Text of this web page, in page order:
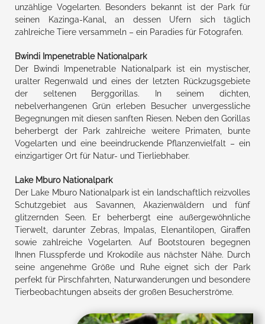
unzählige Vogelarten. Besonders bekannt ist der Park für
seinen Kazinga-Kanal, an dessen Ufern sich täglich
zahlreiche Tiere versammeln – ein Paradies für Fotografen.
Bwindi Impenetrable Nationalpark
Der Bwindi Impenetrable Nationalpark ist ein mystischer,
uralter Regenwald und eines der letzten Rückzugsgebiete
der seltenen Berggorillas. In seinem dichten,
nebelverhangenen Grün erleben Besucher unvergessliche
Begegnungen mit diesen sanften Riesen. Neben den Gorillas
beherbergt der Park zahlreiche weitere Primaten, bunte
Vogelarten und eine beeindruckende Pflanzenvielfalt – ein
einzigartiger Ort für Natur- und Tierliebhaber.
Lake Mburo Nationalpark
Der Lake Mburo Nationalpark ist ein landschaftlich reizvolles
Schutzgebiet aus Savannen, Akazienwäldern und fünf
glitzernden Seen. Er beherbergt eine außergewöhnliche
Tierwelt, darunter Zebras, Impalas, Elenantilopen, Giraffen
sowie zahlreiche Vogelarten. Auf Bootstouren begegnen
Ihnen Flusspferde und Krokodile aus nächster Nähe. Durch
seine angenehme Größe und Ruhe eignet sich der Park
perfekt für Pirschfahrten, Naturwanderungen und besondere
Tierbeobachtungen abseits der großen Besucherströme.